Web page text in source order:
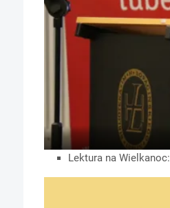
Lektura na Wielkanoc: